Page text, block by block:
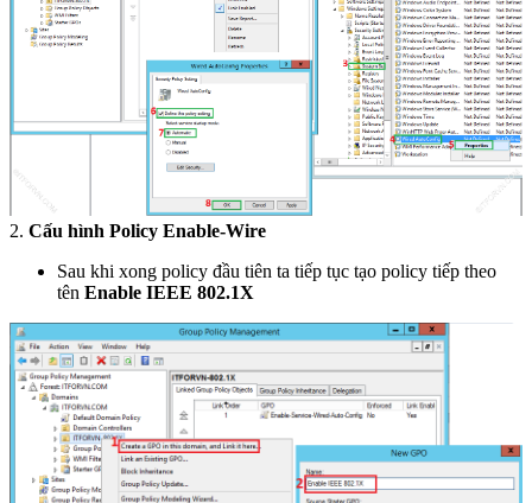
2. Cấu hình Policy Enable-Wire
Sau khi xong policy đầu tiên ta tiếp tục tạo policy tiếp theo
tên Enable IEEE 802.1X